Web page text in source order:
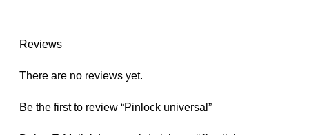
Reviews
There are no reviews yet.
Be the first to review “Pinlock universal”